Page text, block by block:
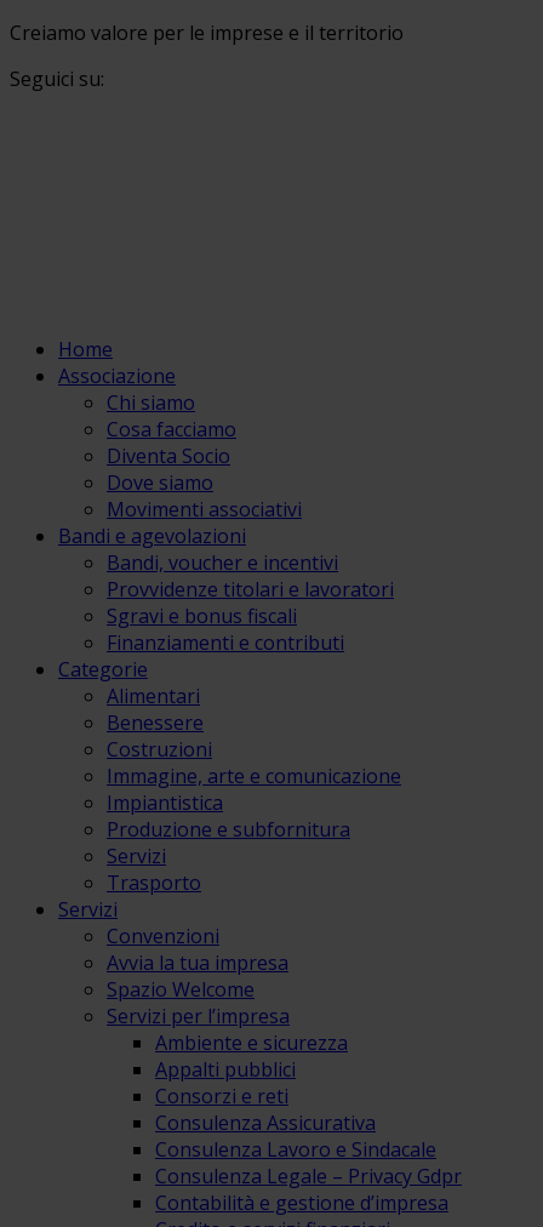
Creiamo valore per le imprese e il territorio
Seguici su:
Home
Associazione
Chi siamo
Cosa facciamo
Diventa Socio
Dove siamo
Movimenti associativi
Bandi e agevolazioni
Bandi, voucher e incentivi
Provvidenze titolari e lavoratori
Sgravi e bonus fiscali
Finanziamenti e contributi
Categorie
Alimentari
Benessere
Costruzioni
Immagine, arte e comunicazione
Impiantistica
Produzione e subfornitura
Servizi
Trasporto
Servizi
Convenzioni
Avvia la tua impresa
Spazio Welcome
Servizi per l’impresa
Ambiente e sicurezza
Appalti pubblici
Consorzi e reti
Consulenza Assicurativa
Consulenza Lavoro e Sindacale
Consulenza Legale – Privacy Gdpr
Contabilità e gestione d’impresa